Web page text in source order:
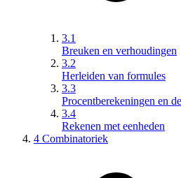
3.1
Breuken en verhoudingen
3.2
Herleiden van formules
3.3
Procentberekeningen en
3.4
Rekenen met eenheden
4 Combinatoriek